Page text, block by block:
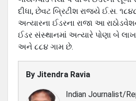
દીધા, છેવટ બ્રિટીશ રાજયે ઈ.સ.
અત્યારના ઈડરના રાજા આ
ઈડર સંસ્થાનમાં અત્યારે પોણા બે
અને ૮૮૪ ગામ છે.
By Jitendra Ravia
Indian Journalist/